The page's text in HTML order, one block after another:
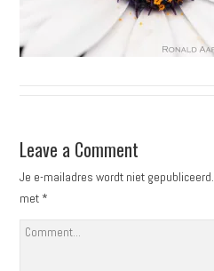
Leave a Comment
Je e-mailadres wordt niet gepubliceerd.
met *